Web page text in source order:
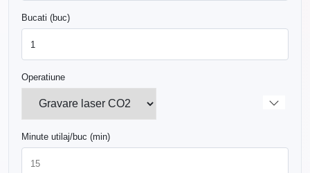
Bucati (buc)
Operatiune
Minute utilaj/buc (min)